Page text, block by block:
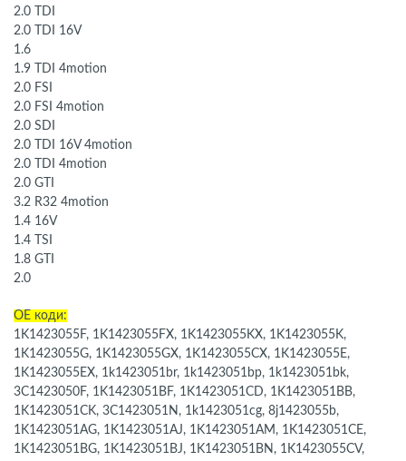
2.0 TDI
2.0 TDI 16V
1.6
1.9 TDI 4motion
2.0 FSI
2.0 FSI 4motion
2.0 SDI
2.0 TDI 16V 4motion
2.0 TDI 4motion
2.0 GTI
3.2 R32 4motion
1.4 16V
1.4 TSI
1.8 GTI
2.0
OЕ коди:
1K1423055F, 1K1423055FX, 1K1423055KX, 1K1423055K,
1K1423055G, 1K1423055GX, 1K1423055CX, 1K1423055E,
1K1423055EX, 1k1423051br, 1k1423051bp, 1k1423051bk,
3C1423050F, 1K1423051BF, 1K1423051CD, 1K1423051BB,
1K1423051CK, 3C1423051N, 1k1423051cg, 8j1423055b,
1K1423051AG, 1K1423051AJ, 1K1423051AM, 1K1423051CE,
1K1423051BG, 1K1423051BJ, 1K1423051BN, 1K1423055CV,